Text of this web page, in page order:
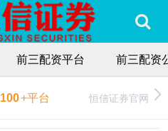
前三配资平台 前三配资
100+平台 恒信证券官网